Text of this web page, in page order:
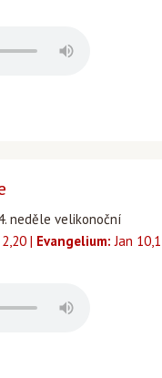
neděle velikonoční
| Evangelium: Jan 10,1